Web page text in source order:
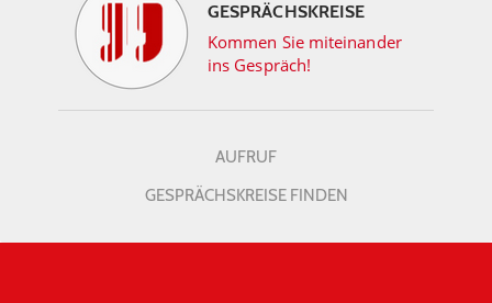
GESPRÄCHSKREISE
Kommen Sie miteinander
ins Gespräch!
AUFRUF
GESPRÄCHSKREISE FINDEN